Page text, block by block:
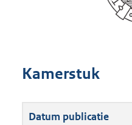
Kamerstuk